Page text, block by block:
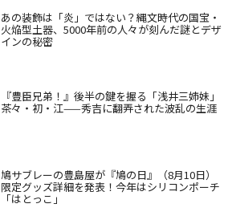
あの装飾は「炎」ではない？縄文時代の国宝・
火焔型土器、5000年前の人々が刻んだ謎とデザ
インの秘密
『豊臣兄弟！』後半の鍵を握る「浅井三姉妹」
茶々・初・江——秀吉に翻弄された波乱の生涯
鳩サブレーの豊島屋が『鳩の日』（8月10日）
限定グッズ詳細を発表！今年はシリコンポーチ
「はとっこ」